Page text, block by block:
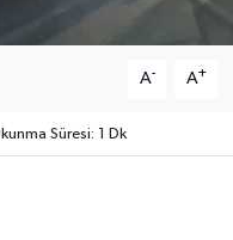
A- A+
Süresi: 1 Dk